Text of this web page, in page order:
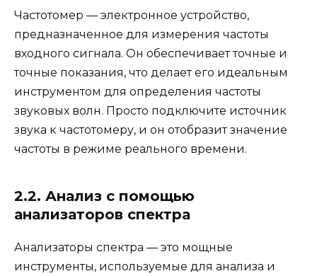
Частотомер — электронное устройство,
предназначенное для измерения частоты
входного сигнала. Он обеспечивает точные и
точные показания, что делает его идеальным
инструментом для определения частоты
звуковых волн. Просто подключите источник
звука к частотомеру, и он отобразит значение
частоты в режиме реального времени.
2.2. Анализ с помощью
анализаторов спектра
Анализаторы спектра — это мощные
инструменты, используемые для анализа и